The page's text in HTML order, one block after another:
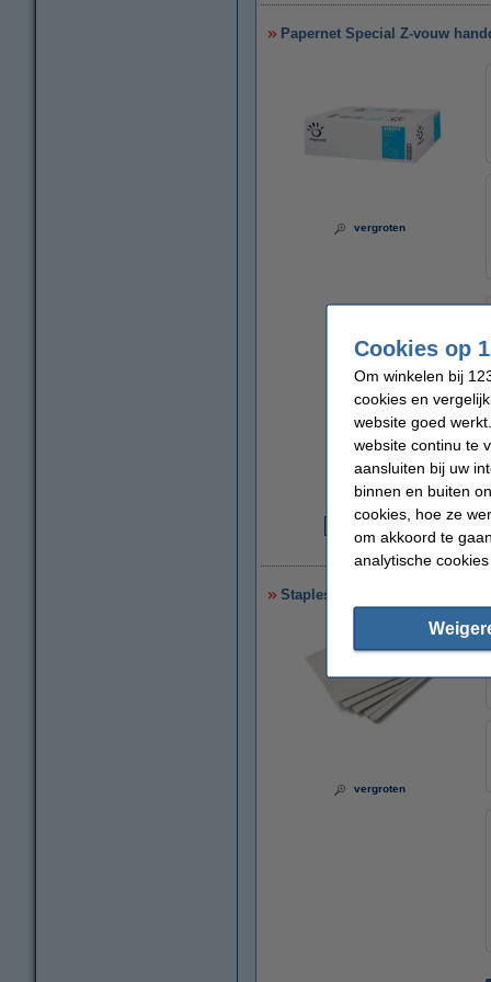
Papernet Special Z-vouw
vergroten
Staples C-vouw handdoeken 1-
vergroten
Cookies op
Om winkelen bij
cookies en
website goed
website continu te
aansluiten bij uw
binnen en buiten
cookies, hoe ze
om akkoord te
analytische